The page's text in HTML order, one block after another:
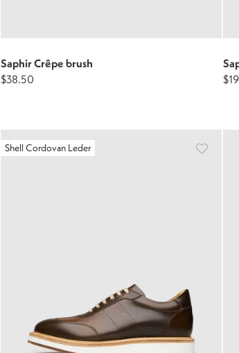
Saphir Crêpe brush
$38.50
Shell Cordovan Leder